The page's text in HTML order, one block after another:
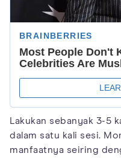
Lakukan sebanyak 3-5
dalam satu kali sesi.
manfaatnya seiring